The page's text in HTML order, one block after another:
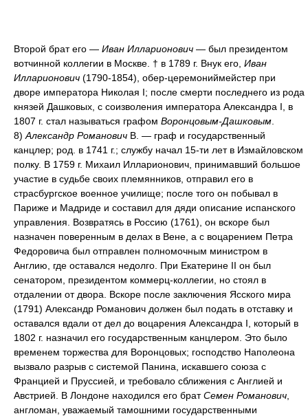
Второй брат его — Иван Илларионович — был президентом
вотчинной коллегии в Москве. † в 1789 г. Внук его, Иван
Илларионович (1790-1854), обер-церемониймейстер при
дворе императора Николая I; после смерти последнего из рода
князей Дашковых, с соизволения императора Александра I, в
1807 г. стал называться графом Воронцовым-Дашковым
8) Александр Романович В. — граф и государственный
канцлер; род. в 1741 г.; службу начал 15-ти лет в Измайловском
полку. В 1759 г. Михаил Илларионович, принимавший большое
участие в судьбе своих племянников, отправил его в
страсбургское военное училище; после того он побывал в
Париже и Мадриде и составил для дяди описание испанского
управления. Возвратясь в Россию (1761), он вскоре был
назначен поверенным в делах в Вене, а с воцарением Петра
Федоровича был отправлен полномочным министром в
Англию, где оставался недолго. При Екатерине II он был
сенатором, президентом коммерц-коллегии, но стоял в
отдалении от двора. Вскоре после заключения Ясского мира
(1791) Александр Романович должен был подать в отставку и
оставался вдали от дел до воцарения Александра I, который в
1802 г. назначил его государственным канцлером. Это было
временем торжества для Воронцовых; господство Наполеона
вызвало разрыв с системой Панина, искавшего союза с
Францией и Пруссией, и требовало сближения с Англией и
Австрией. В Лондоне находился его братСемен Романович
англоман, уважаемый тамошними государственными